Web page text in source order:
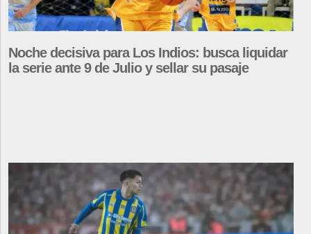
Noche decisiva para Los Indios: busca liquidar
la serie ante 9 de Julio y sellar su pasaje